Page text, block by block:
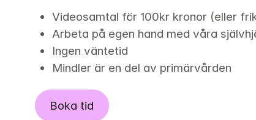
Videosamtal för 100kr kronor (eller
Arbeta på egen hand med våra
Ingen väntetid
Mindler är en del av primärvården
Boka tid